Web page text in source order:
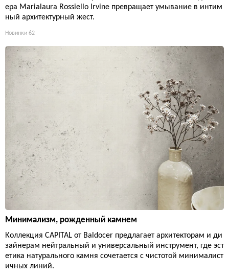
ера Marialaura Rossiello Irvine превращает умывание в интим
ный архитектурный жест.
Новинки 62
Минимализм, рожденный камнем
Коллекция CAPITAL от Baldocer предлагает архитекторам и ди
зайнерам нейтральный и универсальный инструмент, где эст
етика натурального камня сочетается с чистотой минималист
ичных линий.